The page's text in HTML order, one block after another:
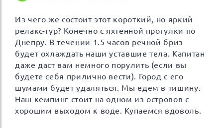
Из чего же состоит этот короткий, но яркий
релакс-тур? Конечно с яхтенной прогулки по
Днепру. В течении 1.5 часов речной бриз
будет охлаждать наши уставшие тела. Капитан
даже даст вам немного порулить (если вы
будете себя прилично вести). Город с его
шумами будет удаляться. Мы едем в тишину.
Наш кемпинг стоит на одном из островов с
хорошим выходом к воде. Купаемся вдоволь.